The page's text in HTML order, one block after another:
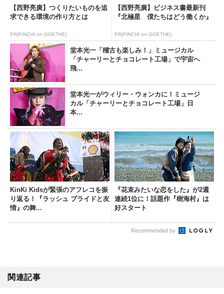
【西野亮廣】つくりたいものを追
求できる環境の作り方とは
PR(FINCHI on GOETHE)
【西野亮廣】ビジネス書最新刊
『北極星 僕たちはどう働くか』
PR(FINCHI on GOETHE)
堂本光一「稽古も楽しみ！」ミュージカル
「チャーリーとチョコレート工場」で宇宙へ
飛...
堂本光一がウィリー・ウォンカに！ミュージ
カル「チャーリーとチョコレート工場」日
本...
KinKi Kidsが緊張のアフレコを振
り返る！『ラッシュ プライドと友
情』の舞...
『花束みたいな恋をした』が2週
連続1位に！話題作『樹海村』は
好スタート
Recommended by
関連記事